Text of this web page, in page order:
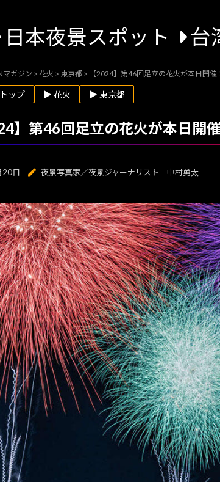
日本夜景スポット 台
マガジン > 花火 > 東京都 > 【2024】第46回足立の花火が本日開
ップ ▶ 花火 ▶ 東京都
】第46回足立の花火が本日開
20日 夜景写真家／夜景ジャーナリスト 中村勇太